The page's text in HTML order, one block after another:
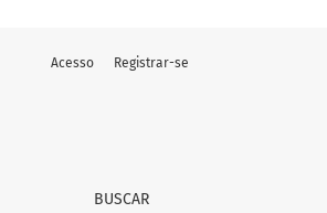
BUSCAR
Acesso Registrar-se